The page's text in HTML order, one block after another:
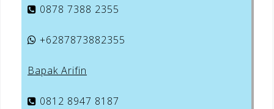
0878 7388 2355
+6287873882355
Bapak Arifin
0812 8947 8187